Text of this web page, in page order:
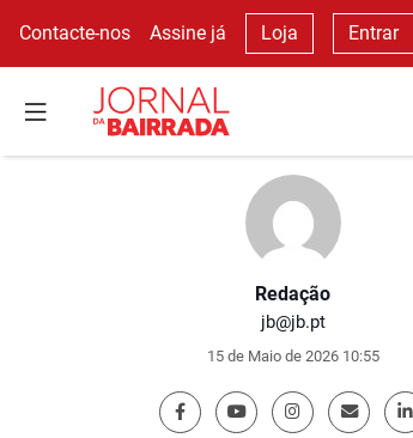
Contacte-nos Assine já Loja Entrar
Redação
jb@jb.pt
15 de Maio de 2026 10:55